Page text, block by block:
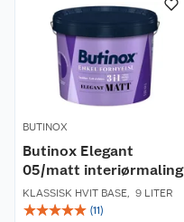
BUTINOX
Butinox Elegant
05/matt interiørmaling
KLASSISK HVIT BASE, 9 LITER
☆☆☆☆☆ (11)
Kundeservice
Butikker
Kontakt oss
Retur- og angrerett
Om oss
Nyheter
Våre merkevarer
Våre kjeder
Kjøpsvilkår
Hageinspirasjon